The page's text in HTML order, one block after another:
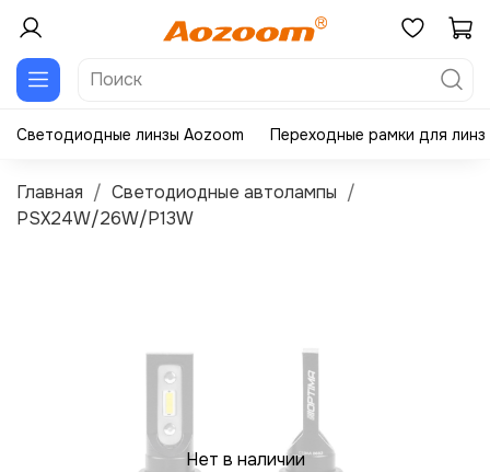
Светодиодные линзы Aozoom Переходные рамки для линз
Главная
Светодиодные автолампы
PSX24W/26W/P13W
Нет в наличии